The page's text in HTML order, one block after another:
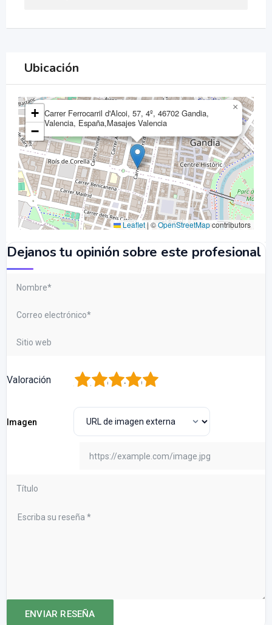
Ubicación
Carrer Ferrocarril d'Alcoi, 57, 4º, 46702 Gandia,
Valencia, España,Masajes Valencia
×
+
−
Leaflet | ©OpenStreetMapcontributors
Dejanos tu opinión sobre este profesional
Valoración 5
4
3
2
Imagen